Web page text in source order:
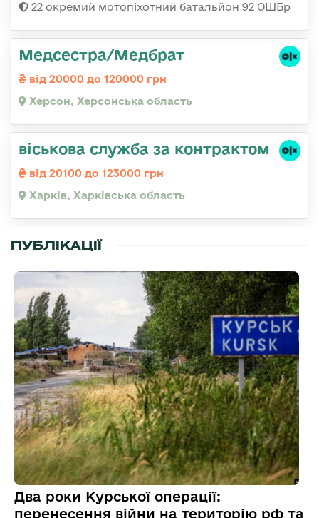
22 окремий мотопіхотний батальйон 92 ОШБр
Медсестра/Медбрат
від 20000 до 120000 грн
Херсон, Херсонська область
віськова служба за контрактом
від 20100 до 123000 грн
Харків, Харківська область
ПУБЛІКАЦІЇ
Два роки Курської операції:
перенесення війни на територію рф та